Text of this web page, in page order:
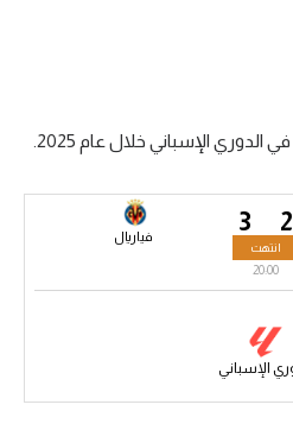
الإسباني خلال عام 2025.
2
3 فياريال
انتهت
20:00
الإسباني